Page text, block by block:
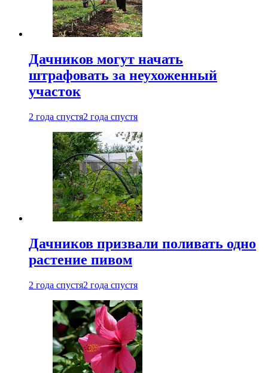
Дачников могут начать
штрафовать за неухоженный
участок
2 года спустя2 года спустя
Дачников призвали поливать одно
растение пивом
2 года спустя2 года спустя